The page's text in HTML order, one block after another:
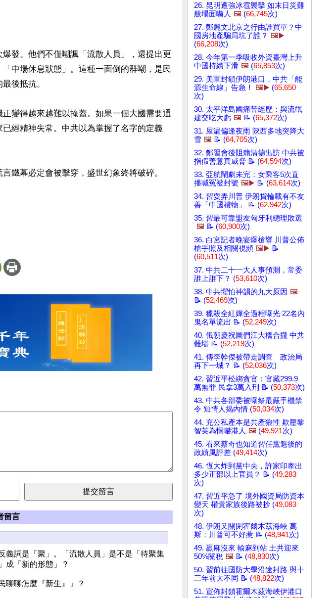
發。他們不僅嘲諷「流散人員」，還提出更
中場休息狀態」。這種一面倒的群嘲，是民
後抵抗。
變得越來越難以掩蓋。如果一個大國需要通
經精神失常。中共以為掌握了名字的定義
鐵幕必定會被擊穿，盛世幻象終將破碎。
留言
義詞是「聚」。「流散人員」是不是「待聚集
成「新的形態」？
聊聊怎麼『新生』」？
26. 昆明遭強冰雹襲擊 如末日災難
般場面嚇人 🖼️ (66,745次)
27. 鄭麗文北京之行由誰買單？中
國房地產騙局坑了誰？ 🖼️▶️
(66,208次)
28. 今年第一季吸收外資臺灣上升
中國持續下滑 🖼️ (65,853次)
29. 美軍封鎖伊朗港口，中共「能
源生命線」告急！
🖼️▶️ (65,650
次)
30. 太平洋島國痛苦經歷：與流氓
建交吃大虧 🖼️ 📝 (65,372次)
31. 屋漏偏逢夜雨 陝西多地突降大
雪 🖼️ 📝 (64,705次)
32. 鄭習會後阻賴清德出訪 中共被
指假善意真威脅 📝 (64,594次)
33. 亞航鬧劇未完：女乘客5次直
播喊冤被封號 🖼️▶️ 📝 (63,614次)
34. 習耍弄川普 伊朗貨輪載有不友
善「中國禮物」 📝 (62,942次)
35. 習最可靠盟友匈牙利總理敗選
🖼️ 📝 (60,900次)
36. 白宮記者晚宴爆槍響 川普公佈
槍手照及相關視頻 🖼️▶️ 📝
(60,511次)
37. 中共二十一大人事預測，常委
誰上誰下？ (53,610次)
38. 中共懼怕神韻的九大原因 🖼️
📝 (52,469次)
39. 獵殺全紅嬋全過程曝光 22名內
鬼名單流出 📝 (52,249次)
40. 俄朝慶祝圖們江大橋合攏 中共
難堪 📝 (52,219次)
41. 傳李幹傑被帶走調查 政治局
再下一城？ 📝 (52,036次)
42. 習近平松綁貪官：官藏299.9
萬無罪 民拿3萬入刑 📝 (50,373次)
43. 中共各部委被曝祭最嚴手機禁
令 知情人揭內情 (50,034次)
44. 充公私產本是共產狼性 欺壓黎
智英為恫嚇港人 🖼️ (49,921次)
45. 看來蔡奇也知道習任黨魁後的
政績風評差 (49,414次)
46. 恆大炸到黨中央，許家印牽出
多少正部以上官員？ 📝 (49,283
次)
47. 習近平急了 境外國資局防資本
變天 權貴家族後路被抄 (49,083
次)
48. 伊朗又關閉霍爾木茲海峽 萬
斯：川普可不好惹 📝 (48,941次)
49. 贏麻沒來 輸麻到站 土共迎來
50%關稅 🖼️ 📝 (48,830次)
50. 習前往國防大學沿途封路 與十
三年前大不同 📝 (48,822次)
51. 宣佈封鎖霍爾木茲海峽伊港口